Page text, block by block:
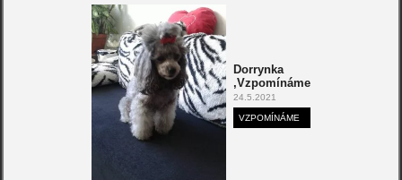
Dorrynka
,Vzpomínáme
24.5.2021
VZPOMÍNÁME